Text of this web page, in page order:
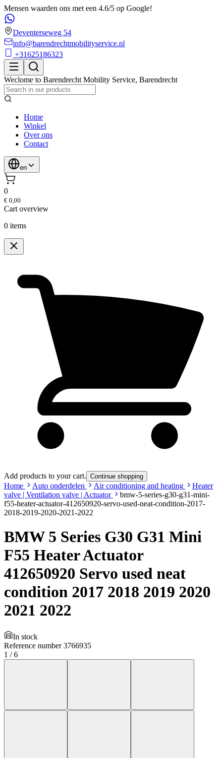
Mensen waarden ons met een 4.6/5 op Google!
Deventerseweg 54
info@barendrechtmobilityservice.nl
+31625186323
Weclome to Barendrecht Mobility Service, Barendrecht
Home
Winkel
Over ons
Contact
en
0
€ 0,00
Cart overview
0 items
Add products to your cart. Continue shopping
Home Auto onderdelen Air conditioning and heating
Heater
valve | Ventilation valve | Actuator
bmw-5-series-g30-g31-mini-
f55-heater-actuator-412650920-servo-used-neat-condition-2017-
2018-2019-2020-2021-2022
BMW 5 Series G30 G31 Mini
F55 Heater Actuator
412650920 Servo used neat
condition 2017 2018 2019 2020
2021 2022
In stock
Reference number 3766935
1 /6